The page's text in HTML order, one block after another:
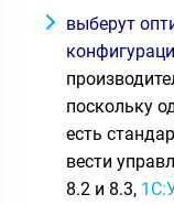
выберут
поскольку
есть
вести
8.2 и 8.3,